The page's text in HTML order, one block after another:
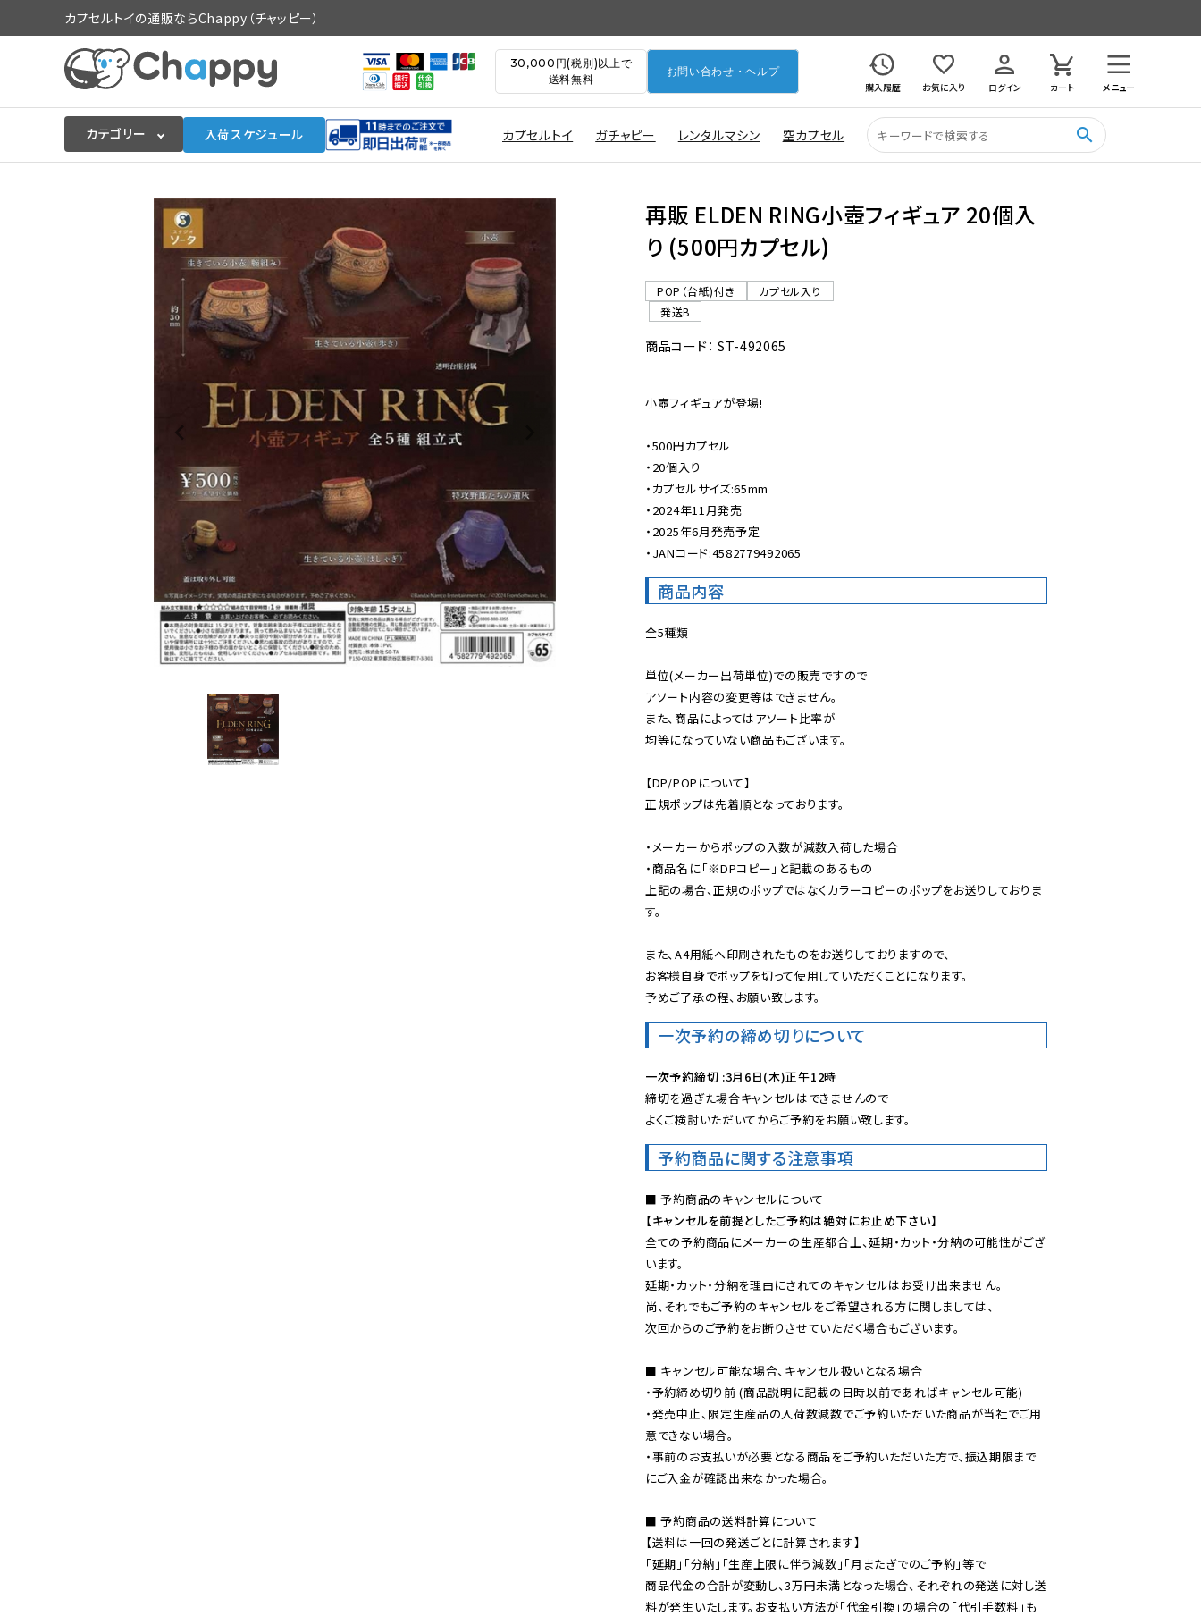
カプセルトイの通販ならChappy（チャッピー）
30,000円(税別)以上で
送料無料
お問い合わせ・ヘルプ
購入履歴
お気に入り ログイン カート メニュー
カテゴリー 入荷スケジュール カプセルトイ ガチャピー レンタルマシン 空カプセル search
入荷スケジュールをチェック
よくあるご質問
ご利用ガイド
06-6282-7659
再販 ELDEN RING小壺フィギュア 20個入
り (500円カプセル)
POP（台紙)付き
カプセル入り
発送B
商品コード： ST-492065
小壺フィギュアが登場!
・500円カプセル
・20個入り
・カプセルサイズ:65mm
・2024年11月発売
・2025年6月発売予定
・JANコード:4582779492065
商品内容
全5種類
単位(メーカー出荷単位)での販売ですので
アソート内容の変更等はできません。
また、商品によってはアソート比率が
均等になっていない商品もございます。
【DP/POPについて】
正規ポップは先着順となっております。
・メーカーからポップの入数が減数入荷した場合
・商品名に「※DPコピー」と記載のあるもの
上記の場合、正規のポップではなくカラーコピーのポップをお送りしておりま
す。
また、A4用紙へ印刷されたものをお送りしておりますので、
お客様自身でポップを切って使用していただくことになります。
予めご了承の程、お願い致します。
一次予約の締め切りについて
一次予約締切 :3月6日(木)正午12時
締切を過ぎた場合キャンセルはできませんので
よくご検討いただいてからご予約をお願い致します。
予約商品に関する注意事項
【キャンセルを前提としたご予約は絶対にお止め下さい】
全ての予約商品にメーカーの生産都合上、延期・カット・分納の可能性がござ
います。
延期・カット・分納を理由にされてのキャンセルはお受け出来ません。
尚、それでもご予約のキャンセルをご希望される方に関しましては、
次回からのご予約をお断りさせていただく場合もございます。
■ キャンセル可能な場合、キャンセル扱いとなる場合
・予約締め切り前 (商品説明に記載の日時以前であればキャンセル可能)
・発売中止、限定生産品の入荷数減数でご予約いただいた商品が当社でご用
意できない場合。
・事前のお支払いが必要となる商品をご予約いただいた方で、振込期限まで
にご入金が確認出来なかった場合。
■ 予約商品の送料計算について
【送料は一回の発送ごとに計算されます】
「延期」「分納」「生産上限に伴う減数」「月またぎでのご予約」等で
商品代金の合計が変動し、3万円未満となった場合、それぞれの発送に対し送
料が発生いたします。お支払い方法が「代金引換」の場合の「代引手数料」も